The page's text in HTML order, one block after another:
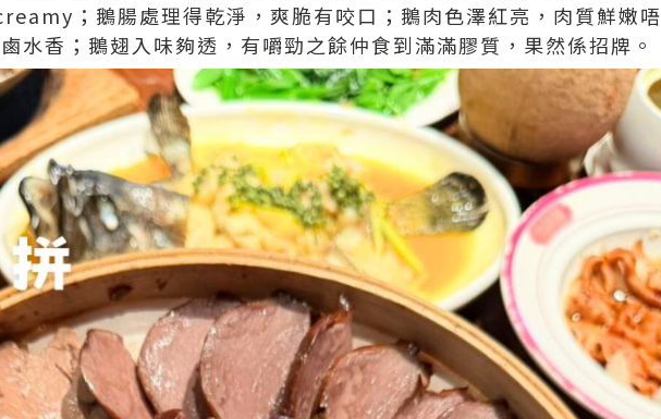
；鵝腸處理得乾淨，爽脆有咬口；鵝肉色澤紅亮，肉質鮮嫩唔
水香；鵝翅入味夠透，有嚼勁之餘仲食到滿滿膠質，果然係招牌。